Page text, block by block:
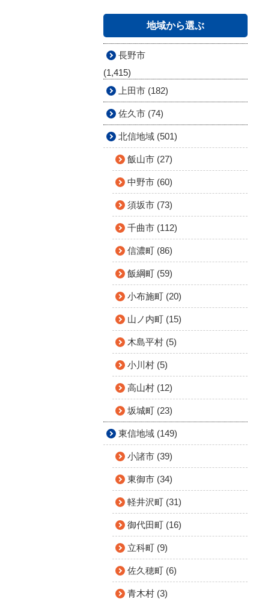
地域から選ぶ
長野市
(1,415)
上田市 (182)
佐久市 (74)
北信地域 (501)
飯山市 (27)
中野市 (60)
須坂市 (73)
千曲市 (112)
信濃町 (86)
飯綱町 (59)
小布施町 (20)
山ノ内町 (15)
木島平村 (5)
小川村 (5)
高山村 (12)
坂城町 (23)
東信地域 (149)
小諸市 (39)
東御市 (34)
軽井沢町 (31)
御代田町 (16)
立科町 (9)
佐久穂町 (6)
青木村 (3)